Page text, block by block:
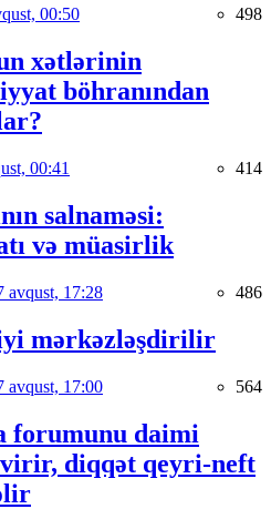
00:50 498
xətlərinin
böhranından
00:41 414
salnaməsi:
və müasirlik
avqust, 17:28 486
mərkəzləşdirilir
avqust, 17:00 564
forumunu daimi
diqqət qeyri-neft